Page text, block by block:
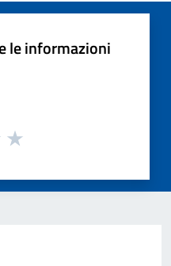
le informazioni